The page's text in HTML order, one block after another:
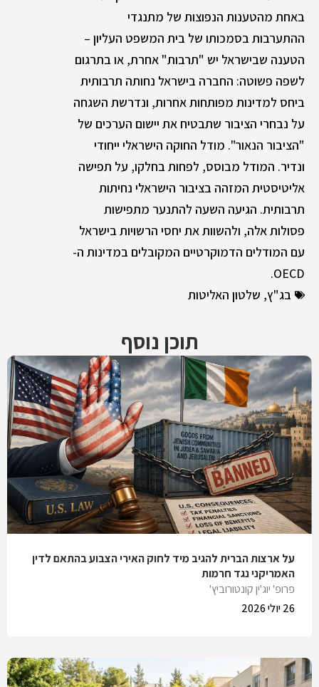
באחת מהטענות הנפוצות של מתנגדי
ההתערבות בסמכותו של בית המשפט העליון –
הטענה שבישראל יש "תרבות" אחרת, או בתרגום
לשפה פשוטה: החברה בישראל נחותה תרבותית
ביחס למדינות מפותחות אחרות, ונדרשת השגחה
על נבחרי הציבור שתבטיח את יישום הערכים של
"הציבור הנאור". מודל החוקה הישראלי ייחודי
ונדיר. המודל מבוסס, לפחות בחלקו, על תפישה
אליטיסטית המזהה בציבור הישראלי נחיתות
תרבותית. הגיעה השעה להתנער מתפישות
פסולות אלה, ולהשוות את יחסי הרשויות בישראל
עם המודלים הדמוקרטיים המקובלים במדינות ה-
OECD.
בג"ץ, שלטון האליטות
תוכן נוסף
על ארצות הברית להגיב מיד לחוק האירי הצבוע בהתאם לדין
האמריקני נגד חרמות
פרופ' יוג'ין קונטורוביץ'
26 יולי 2026